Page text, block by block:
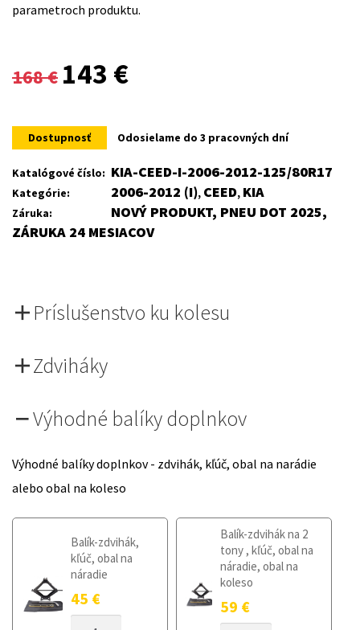
parametroch produktu.
168€
Original
was:
168 €.
143 €
is:
143 €.
Dostupnosť Odosielame do 3 pracovných dní
Katalógové číslo: KIA-CEED-I-2006-2012-125/80R17
Kategórie: 2006-2012 (I), CEED, KIA
Záruka:
NOVÝ PRODUKT, PNEU DOT 2025,
ZÁRUKA 24 MESIACOV
Príslušenstvo ku kolesu
Zdviháky
Výhodné balíky doplnkov
Výhodné balíky doplnkov - zdvihák, kľúč, obal na narádie
alebo obal na koleso
Balík-zdvihák,
kľúč, obal na
náradie
45 €
Balík-zdvihák na 2
tony , kľúč, obal na
náradie, obal na
koleso
59 €